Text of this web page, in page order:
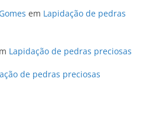
em Lapidação de pedras
Lapidação de pedras preciosas
de pedras preciosas